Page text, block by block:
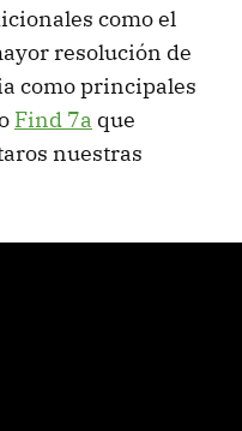
como el
resolución de
como principales
Find 7a que
nuestras